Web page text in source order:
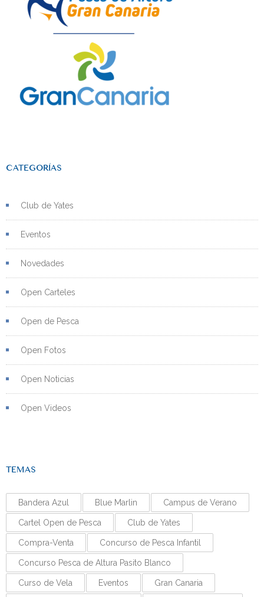
CATEGORÍAS
Club de Yates
Eventos
Novedades
Open Carteles
Open de Pesca
Open Fotos
Open Noticias
Open Videos
TEMAS
Bandera Azul Blue Marlin Campus de Verano
Cartel Open de Pesca Club de Yates
Compra-Venta Concurso de Pesca Infantil
Concurso Pesca de Altura Pasito Blanco
Curso de Vela Eventos Gran Canaria